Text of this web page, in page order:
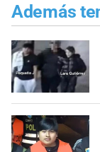
Además